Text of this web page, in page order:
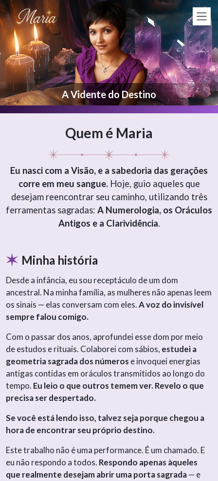
A Vidente do Destino
Quem é Maria
Eu nasci com a Visão, e a sabedoria das gerações
corre em meu sangue.Hoje, guio aqueles que
desejam reencontrar seu caminho, utilizando três
ferramentas sagradas: A Numerologia, os Oráculos
Antigos e a Clarividência.
Minha história
Desde a infância, eu sou receptáculo de um dom
ancestral. Na minha família, as mulheres não apenas leem
os sinais — elas conversam com eles.A voz do invisível
sempre falou comigo.
Com o passar dos anos, aprofundei esse dom por meio
de estudos e rituais. Colaborei com sábios, estudei a
geometria sagrada dos números e invoquei energias
antigas contidas em oráculos transmitidos ao longo do
tempo. Eu leio o que outros temem ver. Revelo o que
precisa ser despertado.
Se você está lendo isso, talvez seja porque chegou a
hora de encontrar seu próprio destino.
Este trabalho não é uma performance. É um chamado. E
eu não respondo a todos. Respondo apenas àqueles
que realmente desejam abrir uma porta sagrada— e